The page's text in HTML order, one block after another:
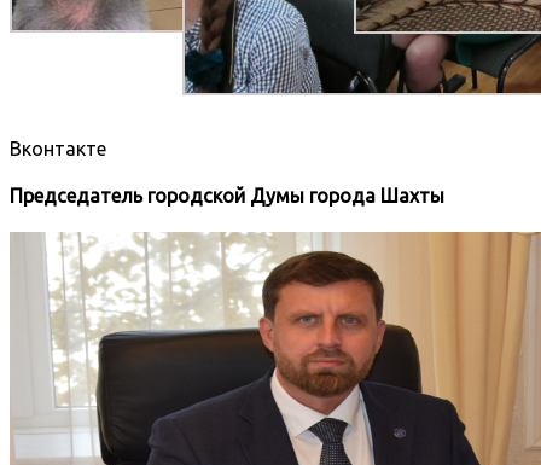
Вконтакте
Председатель городской Думы города Шахты